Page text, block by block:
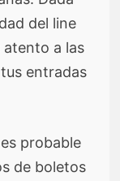
del line
atento a las
entradas
probable
de boletos